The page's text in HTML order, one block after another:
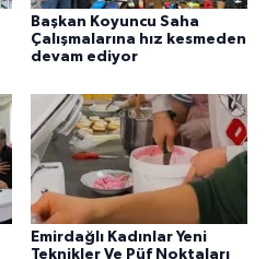
Başkan Koyuncu Saha
Çalışmalarına hız kesmeden
devam ediyor
Emirdağlı Kadınlar Yeni
Teknikler Ve Püf Noktaları